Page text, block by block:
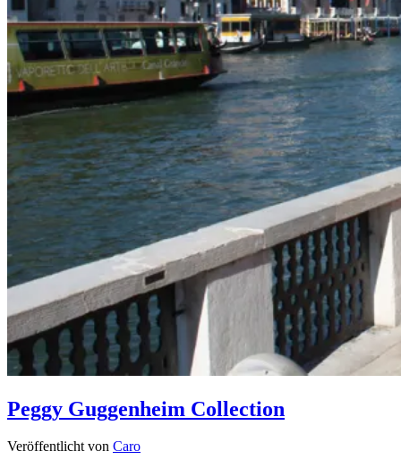
Peggy Guggenheim Collection
Veröffentlicht von Caro